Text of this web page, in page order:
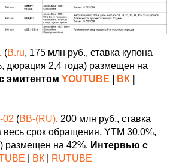
(B.ru, 175 млн руб., ставка купона
дюрация 2,4 года) размещен на
эмитентом YOUTUBE ВК
(BB-(RU), 200 млн руб., ставка
весь срок обращения, YTM 30,0%,
размещен на 42%. Интервью с
ВК RUTUBE